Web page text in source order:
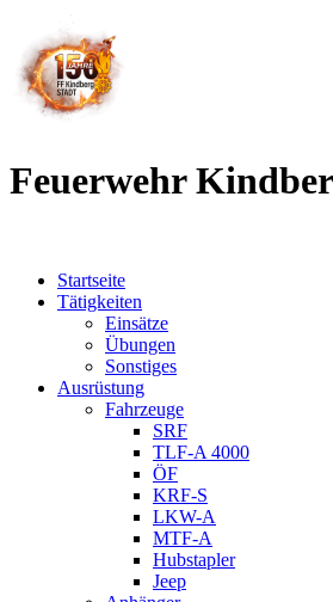
Feuerwehr
Startseite
Tätigkeiten
Einsätze
Übungen
Sonstiges
Ausrüstung
Fahrzeuge
SRF
TLF-A 4000
ÖF
KRF-S
LKW-A
MTF-A
Hubstapler
Jeep